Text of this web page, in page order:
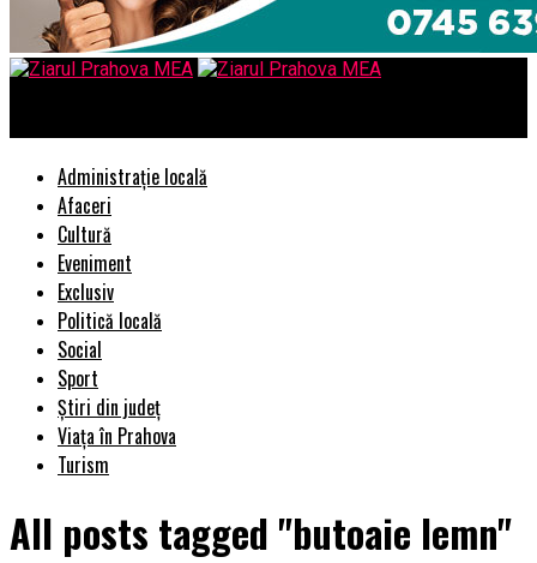
Administrație locală
Afaceri
Cultură
Eveniment
Exclusiv
Politică locală
Social
Sport
Știri din județ
Viața în Prahova
Turism
All posts tagged "butoaie lemn"